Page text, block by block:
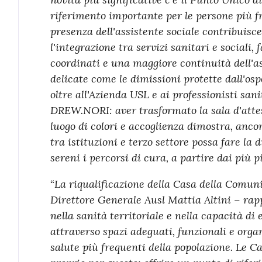
riferimento importante per le persone più
presenza dell'assistente sociale
l'integrazione tra servizi sanitari e sociali,
coordinati e una maggiore continuità
delicate come le dimissioni protette
oltre all'Azienda USL e ai professionisti
DREW.NORI: aver trasformato la sala
luogo di colori e accoglienza dimostra,
tra istituzioni e terzo settore possa fare la
sereni i percorsi di cura, a partire dai più
“La riqualificazione della Casa della
Direttore Generale Ausl Mattia Altini –
nella sanità territoriale e nella capacità di
attraverso spazi adeguati, funzionali e
salute più frequenti della popolazione. Le